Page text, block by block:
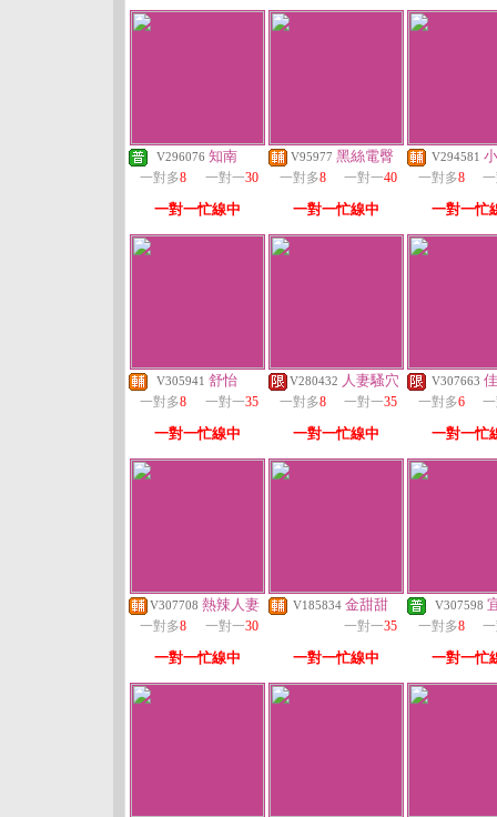
V296076 知南
一對多8 一對一30
一對一忙線中
V95977 黑絲電臀
一對多8 一對一40
一對一忙線中
V294581
一對多8
一對一忙
V305941 舒怡
一對多8 一對一35
一對一忙線中
V280432 人妻騷穴
一對多8 一對一35
一對一忙線中
V307663
一對多6
一對一忙
V307708 熱辣人妻
一對多8 一對一30
一對一忙線中
V185834 金甜甜
一對一35
一對一忙線中
V307598
一對多8
一對一忙